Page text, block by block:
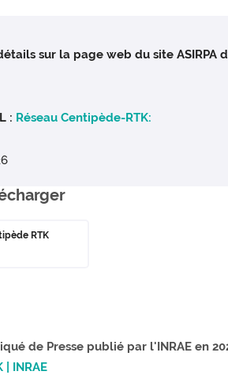
sur la page web du site ASIRPA
: Réseau Centipède-RTK:
RTK
de Presse publié par l'INRAE en
| INRAE